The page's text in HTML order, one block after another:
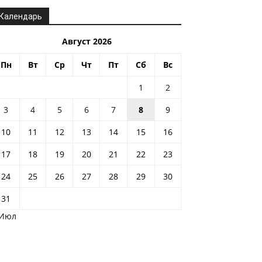
Август 2026
Пн Вт Ср Чт Пт Сб Вс
1
2
3
4 5 6 7 8
9
10
11 12 13 14 15
16
17
18 19 20 21 22
23
24
25 26 27 28 29
30
31